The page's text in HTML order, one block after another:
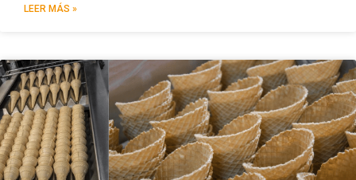
LEER MÁS »